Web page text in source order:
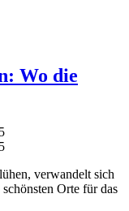
Wo die
verwandelt sich
Orte für das